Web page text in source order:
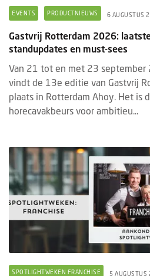
EVENTS PRODUCTNIEUWS 6 AUGUSTUS
Gastvrij Rotterdam 2026:
standupdates en must-sees
Van 21 tot en met 23 september
vindt de 13e editie van Gastvrij
plaats in Rotterdam Ahoy. Het is
horecavakbeurs voor ambitieu...
SPOTLIGHTWEKEN FRANCHISE 5 AUGUSTUS
BRANDED CONTENT
Thematische
Rotterdam
Tijdens Gastvrij
met 24 september
themapaviljoens